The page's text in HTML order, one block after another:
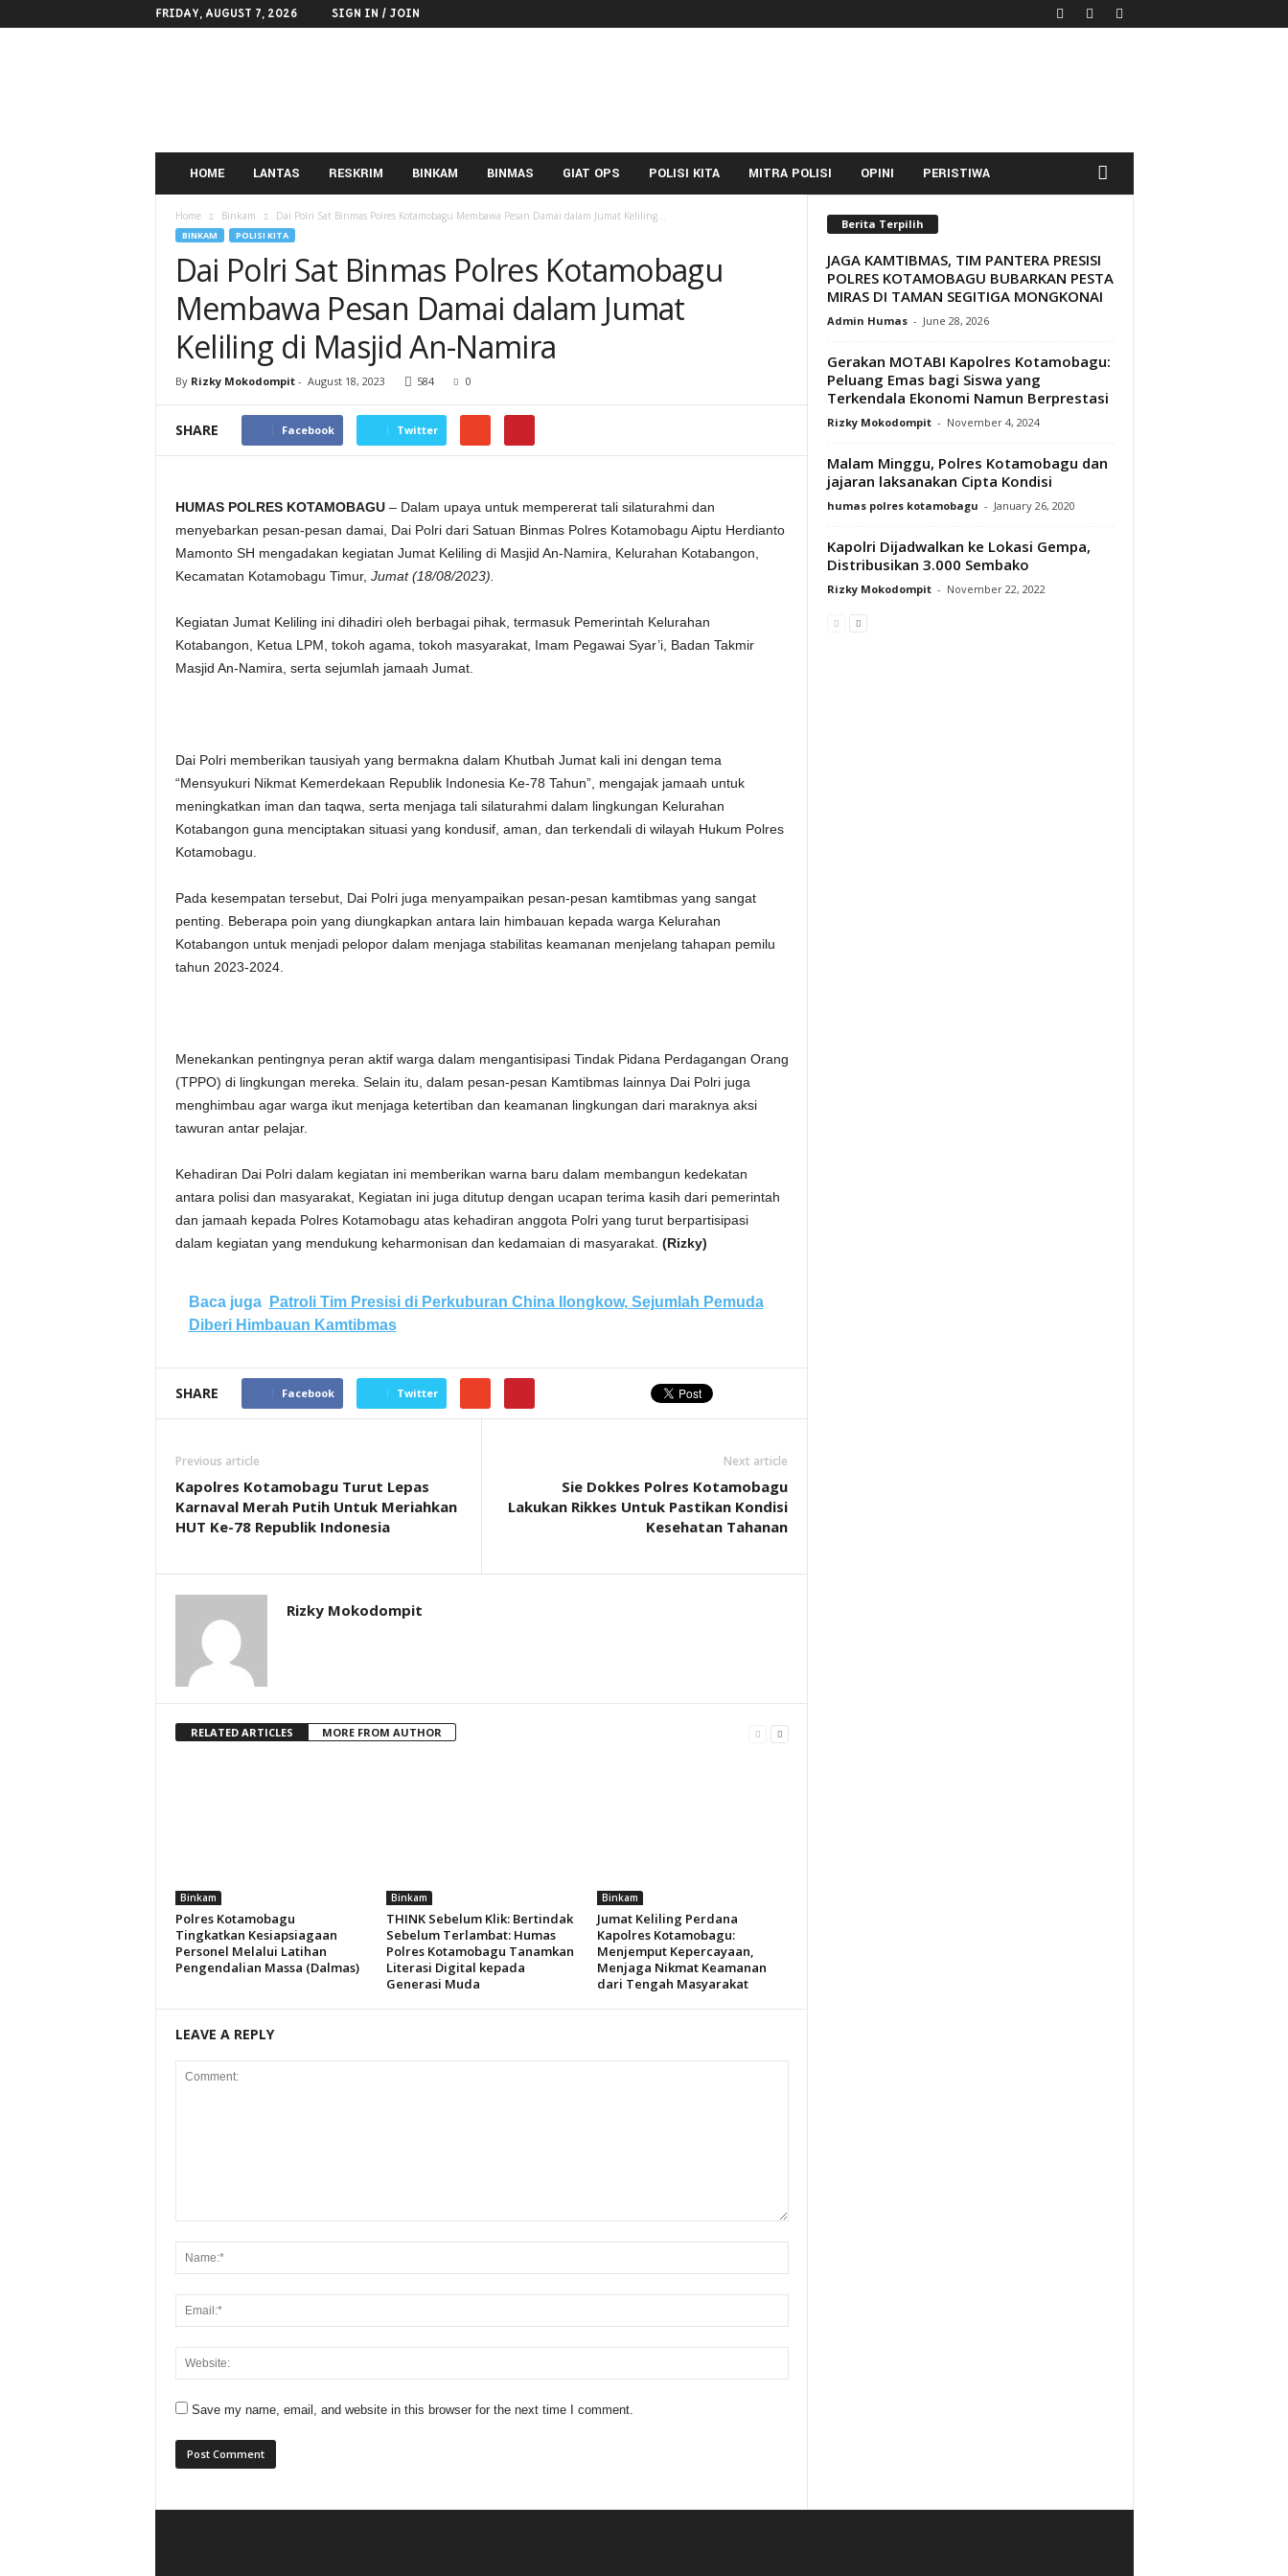
FRIDAY, AUGUST 7, 2026 SIGN IN / JOIN
HOME LANTAS RESKRIM BINKAM BINMAS GIAT OPS POLISI KITA MITRA POLISI OPINI PERISTIWA
Home Binkam Dai Polri Sat Binmas Polres Kotamobagu Membawa Pesan Damai dalam Jumat Keliling...
BINKAM POLISI KITA
Dai Polri Sat Binmas Polres Kotamobagu
Membawa Pesan Damai dalam Jumat
Keliling di Masjid An-Namira
By Rizky Mokodompit- August 18, 2023 584 0
SHARE Facebook Twitter
HUMAS POLRES KOTAMOBAGU– Dalam upaya untuk mempererat tali silaturahmi dan
menyebarkan pesan-pesan damai, Dai Polri dari Satuan Binmas Polres Kotamobagu Aiptu Herdianto
Mamonto SH mengadakan kegiatan Jumat Keliling di Masjid An-Namira, Kelurahan Kotabangon,
Kecamatan Kotamobagu Timur, Jumat (18/08/2023).
Kegiatan Jumat Keliling ini dihadiri oleh berbagai pihak, termasuk Pemerintah Kelurahan
Kotabangon, Ketua LPM, tokoh agama, tokoh masyarakat, Imam Pegawai Syar’i, Badan Takmir
Masjid An-Namira, serta sejumlah jamaah Jumat.
Dai Polri memberikan tausiyah yang bermakna dalam Khutbah Jumat kali ini dengan tema
“Mensyukuri Nikmat Kemerdekaan Republik Indonesia Ke-78 Tahun”, mengajak jamaah untuk
meningkatkan iman dan taqwa, serta menjaga tali silaturahmi dalam lingkungan Kelurahan
Kotabangon guna menciptakan situasi yang kondusif, aman, dan terkendali di wilayah Hukum Polres
Kotamobagu.
Pada kesempatan tersebut, Dai Polri juga menyampaikan pesan-pesan kamtibmas yang sangat
penting. Beberapa poin yang diungkapkan antara lain himbauan kepada warga Kelurahan
Kotabangon untuk menjadi pelopor dalam menjaga stabilitas keamanan menjelang tahapan pemilu
tahun 2023-2024.
Menekankan pentingnya peran aktif warga dalam mengantisipasi Tindak Pidana Perdagangan Orang
(TPPO) di lingkungan mereka. Selain itu, dalam pesan-pesan Kamtibmas lainnya Dai Polri juga
menghimbau agar warga ikut menjaga ketertiban dan keamanan lingkungan dari maraknya aksi
tawuran antar pelajar.
Kehadiran Dai Polri dalam kegiatan ini memberikan warna baru dalam membangun kedekatan
antara polisi dan masyarakat, Kegiatan ini juga ditutup dengan ucapan terima kasih dari pemerintah
dan jamaah kepada Polres Kotamobagu atas kehadiran anggota Polri yang turut berpartisipasi
dalam kegiatan yang mendukung keharmonisan dan kedamaian di masyarakat. (Rizky)
Baca juga
Patroli Tim Presisi di Perkuburan China Ilongkow, Sejumlah Pemuda
Diberi Himbauan Kamtibmas
SHARE Facebook Twitter
Previous article
Kapolres Kotamobagu Turut Lepas
Karnaval Merah Putih Untuk Meriahkan
HUT Ke-78 Republik Indonesia
Next article
Sie Dokkes Polres Kotamobagu
Lakukan Rikkes Untuk Pastikan Kondisi
Kesehatan Tahanan
Rizky Mokodompit
RELATED ARTICLES MORE FROM AUTHOR
Binkam
Polres Kotamobagu
Tingkatkan Kesiapsiagaan
Personel Melalui Latihan
Pengendalian Massa (Dalmas)
Binkam
THINK Sebelum Klik: Bertindak
Sebelum Terlambat: Humas
Polres Kotamobagu Tanamkan
Literasi Digital kepada
Generasi Muda
Binkam
Jumat Keliling Perdana
Kapolres Kotamobagu:
Menjemput Kepercayaan,
Menjaga Nikmat Keamanan
dari Tengah Masyarakat
LEAVE A REPLY
Save my name, email, and website in this browser for the next time I comment.
Berita Terpilih
JAGA KAMTIBMAS, TIM PANTERA PRESISI
POLRES KOTAMOBAGU BUBARKAN PESTA
MIRAS DI TAMAN SEGITIGA MONGKONAI
Admin Humas - June 28, 2026
Gerakan MOTABI Kapolres Kotamobagu:
Peluang Emas bagi Siswa yang
Terkendala Ekonomi Namun Berprestasi
Rizky Mokodompit - November 4, 2024
Malam Minggu, Polres Kotamobagu dan
jajaran laksanakan Cipta Kondisi
humas polres kotamobagu - January 26, 2020
Kapolri Dijadwalkan ke Lokasi Gempa,
Distribusikan 3.000 Sembako
Rizky Mokodompit - November 22, 2022